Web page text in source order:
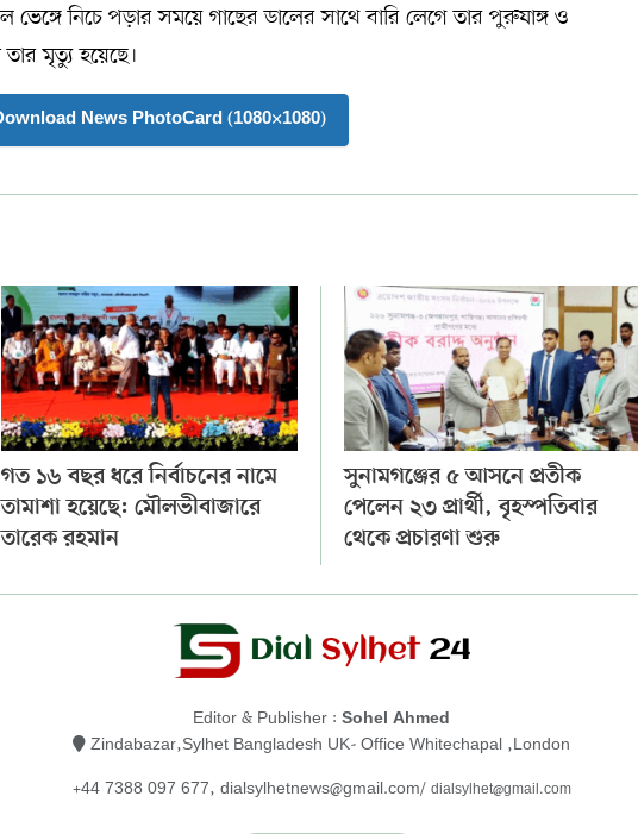
ভেঙ্গে নিচে পড়ার সময়ে গাছের ডালের সাথে বারি লেগে তার পুরুষাঙ্গ ও
মৃত্যু হয়েছে।
News PhotoCard (1080×1080)
গত ১৬ বছর ধরে নির্বাচনের নামে
তামাশা হয়েছে: মৌলভীবাজারে
তারেক রহমান
সুনামগঞ্জের ৫ আসনে প্রতীক
পেলেন ২৩ প্রার্থী, বৃহস্পতিবার
থেকে প্রচারণা শুরু
Editor & Publisher : Sohel Ahmed
Zindabazar,Sylhet Bangladesh UK- Office Whitechapal ,London
+44 7388 097 677, dialsylhetnews@gmail.com/ dialsylhet@gmail.com